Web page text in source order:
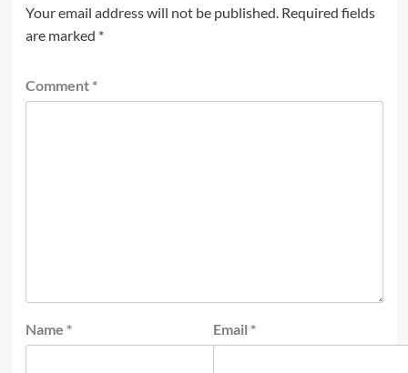
Your email address will not be published. Required fields
are marked *
Comment *
Name * Email *